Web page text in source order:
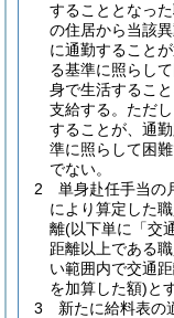
することとなっ
の住居から当該
に通勤すること
る基準に照らし
身で生活するこ
支給する。 ただ
することが、通
準に照らして困
でない。
2
単身赴任手当の
により算定した
離(以下単に「交
距離以上である
い範囲内で交通
を加算した額)と
3
新たに給料表の